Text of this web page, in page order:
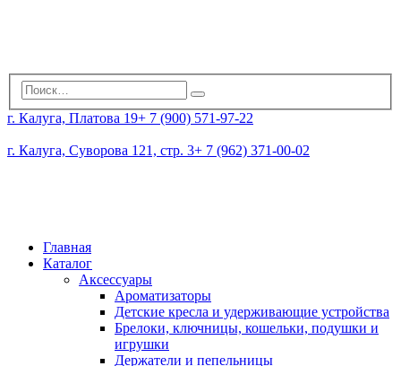
г. Калуга, Платова 19+ 7 (900) 571-97-22
г. Калуга, Суворова 121, стр. 3+ 7 (962) 371-00-02
Главная
Каталог
Аксессуары
Ароматизаторы
Детские кресла и удерживающие устройства
Брелоки, ключницы, кошельки, подушки и
игрушки
Держатели и пепельницы